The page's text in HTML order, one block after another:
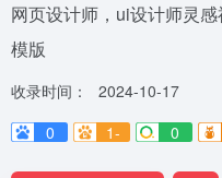
网页设计师，ui设计师灵
模版
收录时间：
2024-10-17
0
1- 0